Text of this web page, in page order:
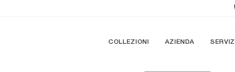
COLLEZIONI AZIENDA SERVIZI